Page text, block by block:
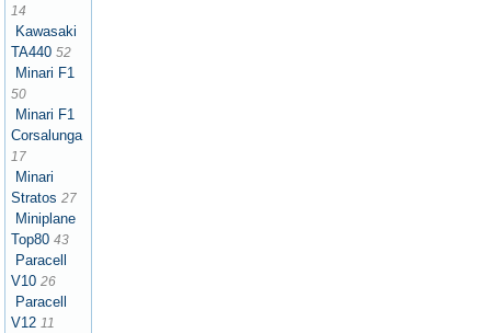
14
Kawasaki
TA440 52
Minari F1
50
Minari F1
Corsalunga
17
Minari
Stratos 27
Miniplane
Top80 43
Paracell
V10 26
Paracell
V12 11